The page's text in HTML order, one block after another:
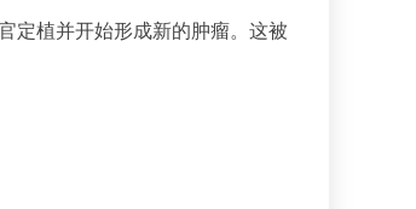
植并开始形成新的肿瘤。这被